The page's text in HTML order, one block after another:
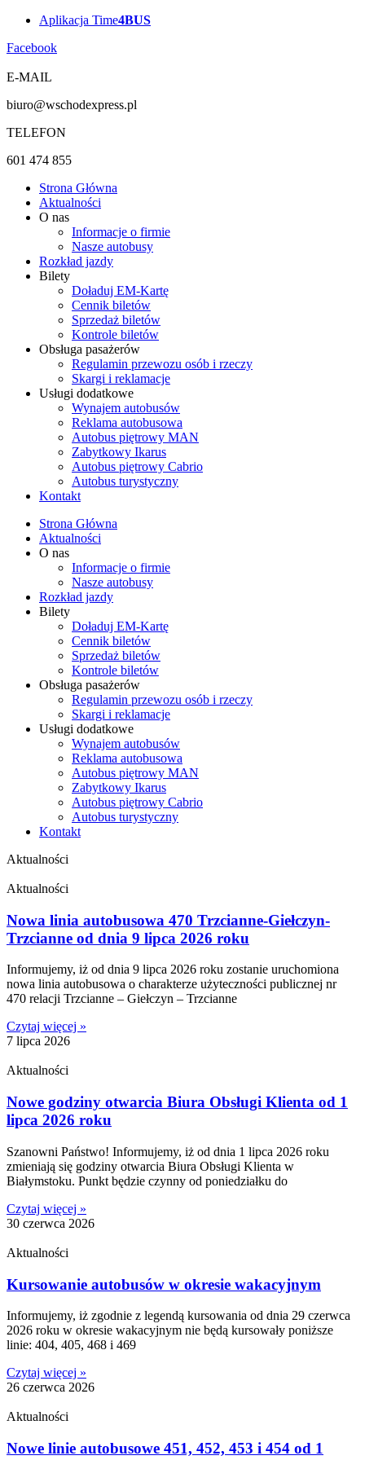
Przejdź
treści
Aplikacja Time4BUS
Facebook
E-MAIL
biuro@wschodexpress.pl
TELEFON
601 474 855
Strona Główna
Aktualności
O nas
Informacje o firmie
Nasze autobusy
Rozkład jazdy
Bilety
Doładuj EM-Kartę
Cennik biletów
Sprzedaż biletów
Kontrole biletów
Obsługa pasażerów
Regulamin przewozu osób i rzeczy
Skargi i reklamacje
Usługi dodatkowe
Wynajem autobusów
Reklama autobusowa
Autobus piętrowy MAN
Zabytkowy Ikarus
Autobus piętrowy Cabrio
Autobus turystyczny
Kontakt
Strona Główna
Aktualności
O nas
Informacje o firmie
Nasze autobusy
Rozkład jazdy
Bilety
Doładuj EM-Kartę
Cennik biletów
Sprzedaż biletów
Kontrole biletów
Obsługa pasażerów
Regulamin przewozu osób i rzeczy
Skargi i reklamacje
Usługi dodatkowe
Wynajem autobusów
Reklama autobusowa
Autobus piętrowy MAN
Zabytkowy Ikarus
Autobus piętrowy Cabrio
Autobus turystyczny
Kontakt
Aktualności
Aktualności
Nowa linia autobusowa 470 Trzcianne-Giełczyn-
Trzcianne od dnia 9 lipca 2026 roku
Informujemy, iż od dnia 9 lipca 2026 roku zostanie uruchomiona
nowa linia autobusowa o charakterze użyteczności publicznej nr
470 relacji Trzcianne – Giełczyn – Trzcianne
Czytaj więcej »
7 lipca 2026
Aktualności
Nowe godziny otwarcia Biura Obsługi Klienta od 1
lipca 2026 roku
Szanowni Państwo! Informujemy, iż od dnia 1 lipca 2026 roku
zmieniają się godziny otwarcia Biura Obsługi Klienta w
Białymstoku. Punkt będzie czynny od poniedziałku do
Czytaj więcej »
30 czerwca 2026
Aktualności
Kursowanie autobusów w okresie wakacyjnym
Informujemy, iż zgodnie z legendą kursowania od dnia 29 czerwca
2026 roku w okresie wakacyjnym nie będą kursowały poniższe
linie: 404, 405, 468 i 469
Czytaj więcej »
26 czerwca 2026
Aktualności
Nowe linie autobusowe 451, 452, 453 i 454 od 1